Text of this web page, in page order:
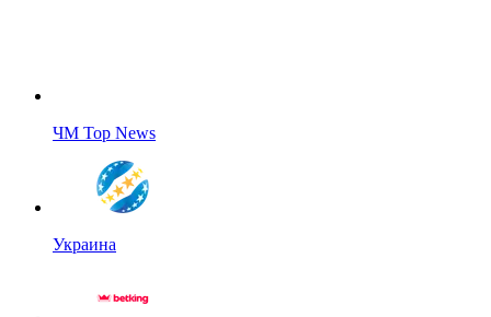
ЧМ Top News
Украина